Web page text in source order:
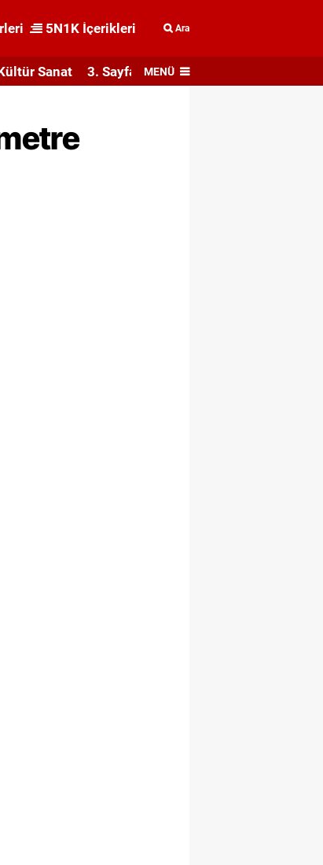
5N1K İçerikleri Ara
Sanat 3. Sayfa MENÜ